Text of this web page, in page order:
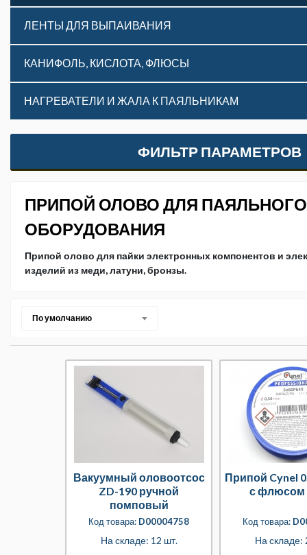
ЛЕНТЫ ДЛЯ ВЫПАИВАНИЯ
КАНИФОЛЬ, КИСЛОТА, ФЛЮСЫ
НАГРЕВАТЕЛИ И ЖАЛА К ПАЯЛЬНИКАМ
ФИЛЬТР ПАРАМЕТРОВ
ПРИПОЙ ОЛОВО ДЛЯ ПАЯЛЬНОГО
ОБОРУДОВАНИЯ
Припой олово для пайки электронных компонентов и
изделий из меди, латуни, бронзы.
По умолчанию
Вакуумный оловоотсос
ZD-190 ручной
помповый
Код товара: D00004758
На складе: 12 шт.
Припой Cynel
с флюсом
Код товара:
На складе: